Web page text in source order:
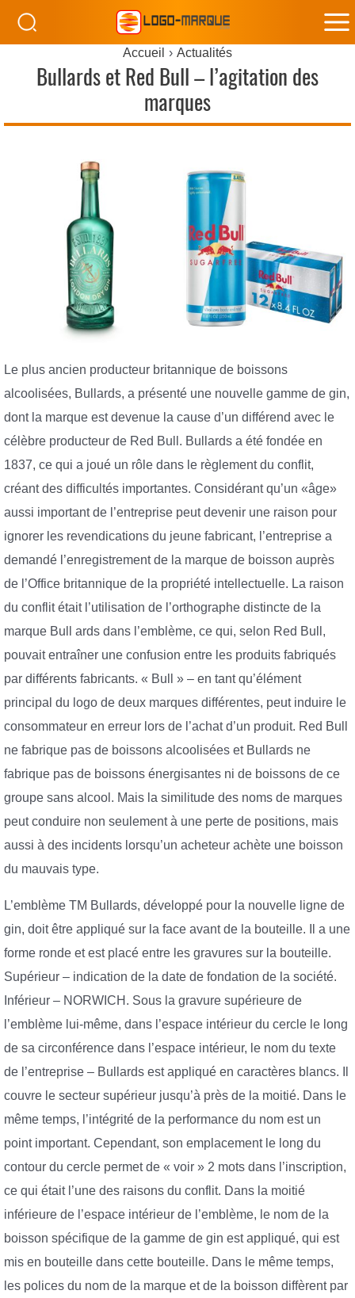
Accueil Actualités
Bullards et Red Bull – l’agitation des
marques
Le plus ancien producteur britannique de boissons
alcoolisées, Bullards, a présenté une nouvelle gamme de gin,
dont la marque est devenue la cause d’un différend avec le
célèbre producteur de Red Bull. Bullards a été fondée en
1837, ce qui a joué un rôle dans le règlement du conflit,
créant des difficultés importantes. Considérant qu’un «âge»
aussi important de l’entreprise peut devenir une raison pour
ignorer les revendications du jeune fabricant, l’entreprise a
demandé l’enregistrement de la marque de boisson auprès
de l’Office britannique de la propriété intellectuelle. La raison
du conflit était l’utilisation de l’orthographe distincte de la
marque Bull ards dans l’emblème, ce qui, selon Red Bull,
pouvait entraîner une confusion entre les produits fabriqués
par différents fabricants. « Bull » – en tant qu’élément
principal du logo de deux marques différentes, peut induire le
consommateur en erreur lors de l’achat d’un produit. Red Bull
ne fabrique pas de boissons alcoolisées et Bullards ne
fabrique pas de boissons énergisantes ni de boissons de ce
groupe sans alcool. Mais la similitude des noms de marques
peut conduire non seulement à une perte de positions, mais
aussi à des incidents lorsqu’un acheteur achète une boisson
du mauvais type.
L’emblème TM Bullards, développé pour la nouvelle ligne de
gin, doit être appliqué sur la face avant de la bouteille. Il a une
forme ronde et est placé entre les gravures sur la bouteille.
Supérieur – indication de la date de fondation de la société.
Inférieur – NORWICH. Sous la gravure supérieure de
l’emblème lui-même, dans l’espace intérieur du cercle le long
de sa circonférence dans l’espace intérieur, le nom du texte
de l’entreprise – Bullards est appliqué en caractères blancs. Il
couvre le secteur supérieur jusqu’à près de la moitié. Dans le
même temps, l’intégrité de la performance du nom est un
point important. Cependant, son emplacement le long du
contour du cercle permet de « voir » 2 mots dans l’inscription,
ce qui était l’une des raisons du conflit. Dans la moitié
inférieure de l’espace intérieur de l’emblème, le nom de la
boisson spécifique de la gamme de gin est appliqué, qui est
mis en bouteille dans cette bouteille. Dans le même temps,
les polices du nom de la marque et de la boisson diffèrent par